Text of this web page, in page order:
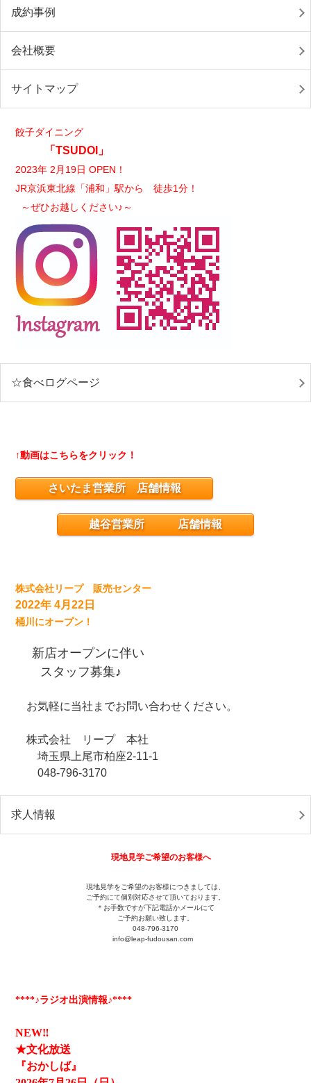
成約事例
会社概要
サイトマップ
餃子ダイニング
「TSUDOI」
2023年 2月19日 OPEN！
JR京浜東北線「浦和」駅から 徒歩1分！
～ぜひお越しください♪～
☆食べログページ
↑動画はこちらをクリック！
さいたま営業所 店舗情報
越谷営業所 店舗情報
株式会社リープ 販売センター
2022年 4月22日
桶川にオープン！
新店オープンに伴い
スタッフ募集♪
お気軽に当社までお問い合わせください。
株式会社 リープ 本社
埼玉県上尾市柏座2-11-1
048-796-3170
求人情報
現地見学ご希望のお客様へ
現地見学をご希望のお客様につきましては、
ご予約にて個別対応させて頂いております。
＊お手数ですが下記電話かメールにて
ご予約お願い致します。
048-796-3170
info@leap-fudousan.com
****♪ラジオ出演情報♪****
NEW‼
★文化放送
『おかしば』